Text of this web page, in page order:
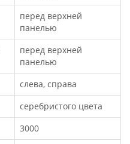
перед верхней
панелью
перед верхней
панелью
слева, справа
серебристого цвета
3000